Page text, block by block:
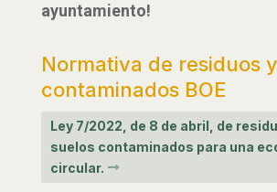
ayuntamiento!
Normativa de residuos
contaminados BOE
Ley 7/2022, de 8 de abril, de
suelos contaminados para una
circular.